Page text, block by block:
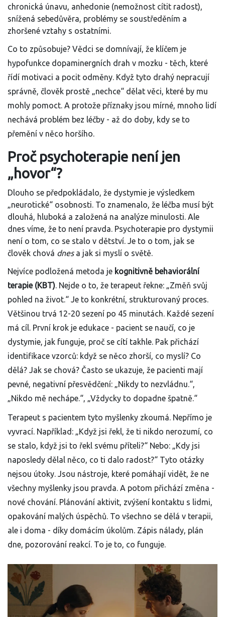
chronická únavu, anhedonie (nemožnost cítit radost),
snížená sebedůvěra, problémy se soustředěním a
zhoršené vztahy s ostatními.
Co to způsobuje? Vědci se domnívají, že klíčem je
hypofunkce dopaminergních drah v mozku - těch, které
řídí motivaci a pocit odměny. Když tyto drahý nepracují
správně, člověk prostě „nechce“ dělat věci, které by mu
mohly pomoct. A protože příznaky jsou mírné, mnoho lidí
nechává problém bez léčby - až do doby, kdy se to
přemění v něco horšího.
Proč psychoterapie není jen
„hovor“?
Dlouho se předpokládalo, že dystymie je výsledkem
„neurotické“ osobnosti. To znamenalo, že léčba musí být
dlouhá, hluboká a založená na analýze minulosti. Ale
dnes víme, že to není pravda. Psychoterapie pro dystymii
není o tom, co se stalo v dětství. Je to o tom, jak se
člověk chová dnesa jak si myslí o světě.
Nejvíce podložená metoda je kognitivně behaviorální
terapie (KBT). Nejde o to, že terapeut řekne: „Změň svůj
pohled na život.“ Je to konkrétní, strukturovaný proces.
Většinou trvá 12-20 sezení po 45 minutách. Každé sezení
má cíl. První krok je edukace - pacient se naučí, co je
dystymie, jak funguje, proč se cítí takhle. Pak přichází
identifikace vzorců: když se něco zhorší, co myslí? Co
dělá? Jak se chová? Často se ukazuje, že pacienti mají
pevné, negativní přesvědčení: „Nikdy to nezvládnu.“,
„Nikdo mě nechápe.“, „Vždycky to dopadne špatně.“
Terapeut s pacientem tyto myšlenky zkoumá. Nepřímo je
vyvrací. Například: „Když jsi řekl, že ti nikdo nerozumí, co
se stalo, když jsi to řekl svému příteli?“ Nebo: „Kdy jsi
naposledy dělal něco, co ti dalo radost?“ Tyto otázky
nejsou útoky. Jsou nástroje, které pomáhají vidět, že ne
všechny myšlenky jsou pravda. A potom přichází změna -
nové chování. Plánování aktivit, zvýšení kontaktu s lidmi,
opakování malých úspěchů. To všechno se dělá v terapii,
ale i doma - díky domácím úkolům. Zápis nálady, plán
dne, pozorování reakcí. To je to, co funguje.